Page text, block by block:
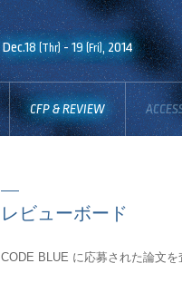
Dec.18 (Thr) - 19 (Fri), 2014
CFP & REVIEW
レビューボード
CODE BLUE に応募された論文